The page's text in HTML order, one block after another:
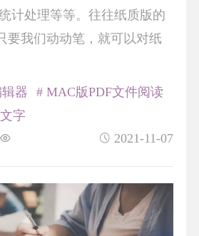
计处理等等。往往纸质版的
要我们动动笔，就可以对纸
2021-11-07
器
# MAC版PDF文件阅读
字